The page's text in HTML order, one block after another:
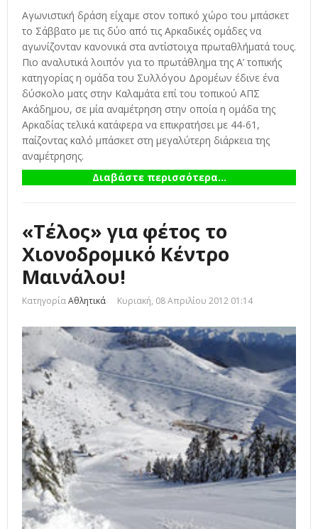
Αγωνιστική δράση είχαμε στον τοπικό χώρο του μπάσκετ
το Σάββατο με τις δύο από τις Αρκαδικές ομάδες να
αγωνίζονταν κανονικά στα αντίστοιχα πρωταθλήματά τους.
Πιο αναλυτικά λοιπόν για το πρωτάθλημα της Α’ τοπικής
κατηγορίας η ομάδα του Συλλόγου Δρομέων έδινε ένα
δύσκολο ματς στην Καλαμάτα επί του τοπικού ΑΠΣ
Ακάδημου, σε μία αναμέτρηση στην οποία η ομάδα της
Αρκαδίας τελικά κατάφερα να επικρατήσει με 44-61,
παίζοντας καλό μπάσκετ στη μεγαλύτερη διάρκεια της
αναμέτρησης.
Διαβάστε περισσότερα...
«Τέλος» για φέτος το
Χιονοδρομικό Κέντρο
Μαινάλου!
ΚατηγορίαΑθλητικά Κυριακή, 08 Απριλίου 2012 01:14